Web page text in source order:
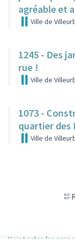
agréable et
CielVille de
1245 - Des
rue !
Ville de
1073 -
quartier des
Ville de
Voir toutes les